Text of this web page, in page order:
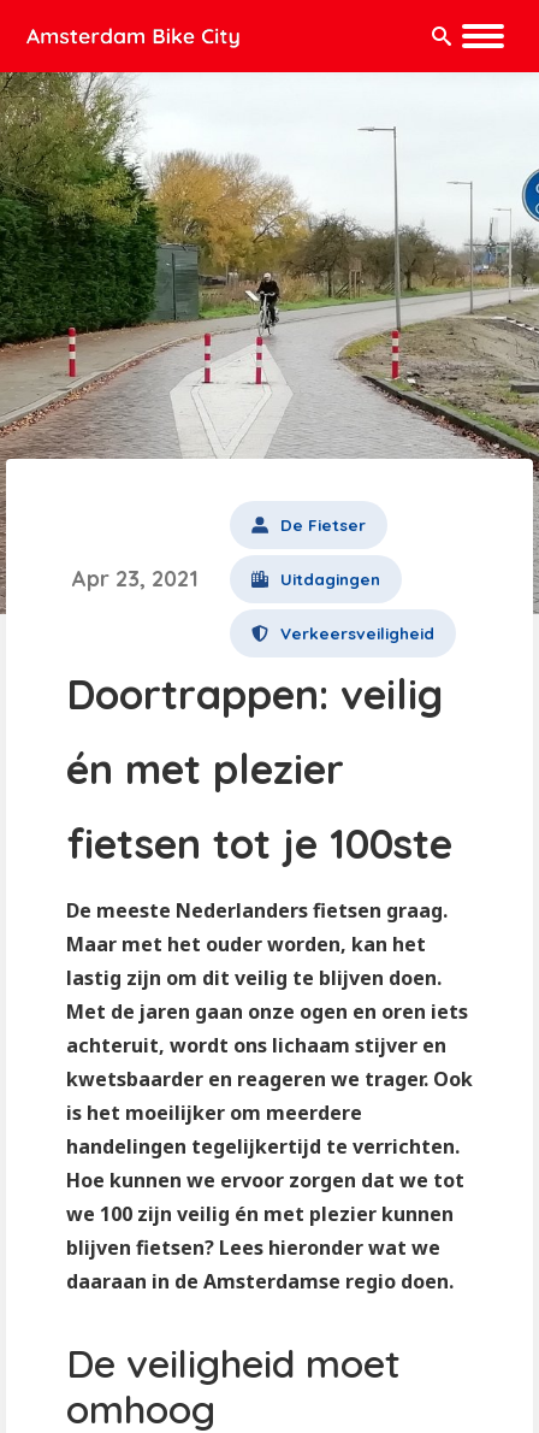
Zoeken:
Apr 23, 2021
De Fietser
Uitdagingen
Verkeersveiligheid
Doortrappen: veilig
én met plezier
fietsen tot je 100ste
De meeste Nederlanders fietsen graag.
Maar met het ouder worden, kan het
lastig zijn om dit veilig te blijven doen.
Met de jaren gaan onze ogen en oren iets
achteruit, wordt ons lichaam stijver en
kwetsbaarder en reageren we trager. Ook
is het moeilijker om meerdere
handelingen tegelijkertijd te verrichten.
Hoe kunnen we ervoor zorgen dat we tot
we 100 zijn veilig én met plezier kunnen
blijven fietsen? Lees hieronder wat we
daaraan in de Amsterdamse regio doen.
De veiligheid moet
omhoog